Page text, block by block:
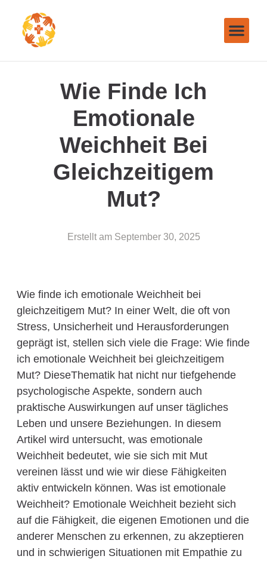
Wie Finde Ich
Emotionale
Weichheit Bei
Gleichzeitigem
Mut?
Erstellt am September 30, 2025
Wie finde ich emotionale Weichheit bei
gleichzeitigem Mut? In einer Welt, die oft von
Stress, Unsicherheit und Herausforderungen
geprägt ist, stellen sich viele die Frage: Wie finde
ich emotionale Weichheit bei gleichzeitigem
Mut? DieseThematik hat nicht nur tiefgehende
psychologische Aspekte, sondern auch
praktische Auswirkungen auf unser tägliches
Leben und unsere Beziehungen. In diesem
Artikel wird untersucht, was emotionale
Weichheit bedeutet, wie sie sich mit Mut
vereinen lässt und wie wir diese Fähigkeiten
aktiv entwickeln können. Was ist emotionale
Weichheit? Emotionale Weichheit bezieht sich
auf die Fähigkeit, die eigenen Emotionen und die
anderer Menschen zu erkennen, zu akzeptieren
und in schwierigen Situationen mit Empathie zu